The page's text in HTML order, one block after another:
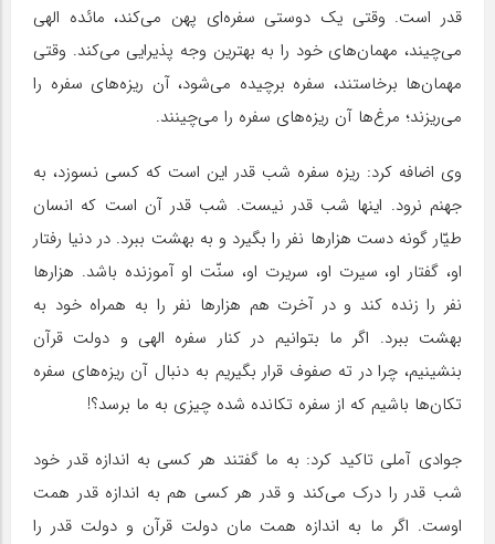
قدر است. وقتی یک دوستی سفره‌ای پهن می‌کند، مائده الهی
می‌چیند، مهمان‌های خود را به بهترین وجه پذیرایی می‌کند. وقتی
مهمان‌ها برخاستند، سفره برچیده می‌شود، آن ریزه‌های سفره را
می‌ریزند؛ مرغ‌ها آن ریزه‌های سفره را می‌چینند.
وی اضافه کرد: ریزه سفره شب قدر این است که کسی نسوزد، به
جهنم نرود. اینها شب قدر نیست. شب قدر آن است که انسان
طیّار گونه دست هزارها نفر را بگیرد و به بهشت ببرد. در دنیا رفتار
او، گفتار او، سیرت او، سریرت او، سنّت او آموزنده باشد. هزارها
نفر را زنده کند و در آخرت هم هزارها نفر را به همراه خود به
بهشت ببرد. اگر ما بتوانیم در کنار سفره الهی و دولت قرآن
بنشینیم، چرا در ته صفوف قرار بگیریم به دنبال آن ریزه‌های سفره
تکان‌ها باشیم که از سفره تکانده شده چیزی به ما برسد؟!
جوادی آملی تاکید کرد: به ما گفتند هر کسی به اندازه قدر خود
شب قدر را درک می‌کند و قدر هر کسی هم به اندازه قدر همت
اوست. اگر ما به اندازه همت مان دولت قرآن و دولت قدر را